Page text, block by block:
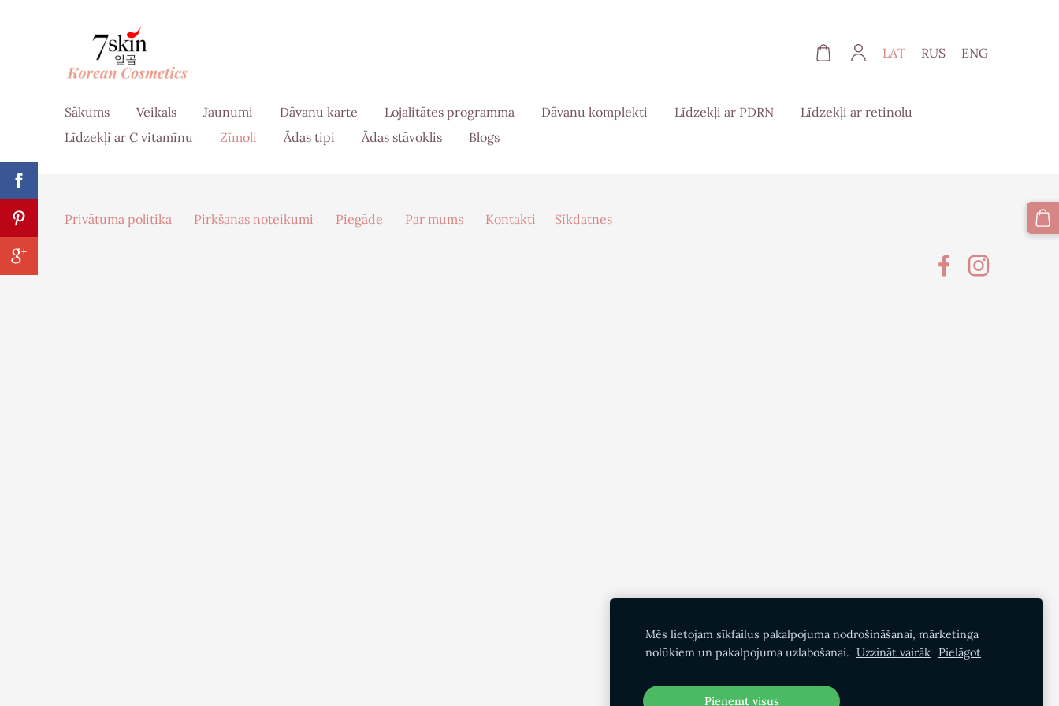
Sākums Veikals Jaunumi Dāvanu karte Lojalitātes programma Dāvanu komplekti Līdzekļi ar PDRN
Līdzekļi ar retinolu
Līdzekļi ar C vitamīnu
Zīmoli Ādas tipi Ādas stāvoklis Blogs
LAT RUS ENG
Privātuma politika Pirkšanas noteikumi Piegāde Par mums Kontakti Sīkdatnes
Mēs lietojam sīkfailus pakalpojuma nodrošināšanai, mārketinga
nolūkiem un pakalpojuma uzlabošanai. Uzzināt vairāk Pielāgot
Pieņemt visus